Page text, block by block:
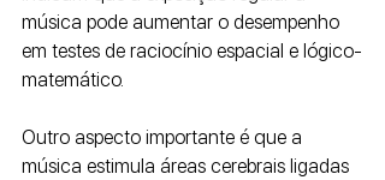
música pode aumentar o desempenho
em testes de raciocínio espacial e lógico-
matemático.
Outro aspecto importante é que a
música estimula áreas cerebrais ligadas